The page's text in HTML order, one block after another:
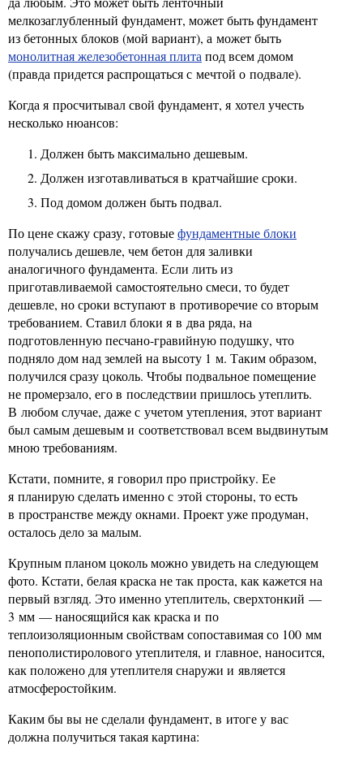
мелкозаглубленный фундамент, может быть фундамент
из бетонных блоков (мой вариант), а может быть
монолитная железобетонная плита под всем домом
(правда придется распрощаться с мечтой о подвале).
Когда я просчитывал свой фундамент, я хотел учесть
несколько нюансов:
Должен быть максимально дешевым.
Должен изготавливаться в кратчайшие сроки.
Под домом должен быть подвал.
По цене скажу сразу, готовыефундаментные блоки
получались дешевле, чем бетон для заливки
аналогичного фундамента. Если лить из
приготавливаемой самостоятельно смеси, то будет
дешевле, но сроки вступают в противоречие со вторым
требованием. Ставил блоки я в два ряда, на
подготовленную песчано-гравийную подушку, что
подняло дом над землей на высоту 1 м. Таким образом,
получился сразу цоколь. Чтобы подвальное помещение
не промерзало, его в последствии пришлось утеплить.
В любом случае, даже с учетом утепления, этот вариант
был самым дешевым и соответствовал всем выдвинутым
мною требованиям.
Кстати, помните, я говорил про пристройку. Ее
я планирую сделать именно с этой стороны, то есть
в пространстве между окнами. Проект уже продуман,
осталось дело за малым.
Крупным планом цоколь можно увидеть на следующем
фото. Кстати, белая краска не так проста, как кажется на
первый взгляд. Это именно утеплитель, сверхтонкий —
3 мм — наносящийся как краска и по
теплоизоляционным свойствам сопоставимая со 100 мм
пенополистиролового утеплителя, и главное, наносится,
как положено для утеплителя снаружи и является
атмосферостойким.
Каким бы вы не сделали фундамент, в итоге у вас
должна получиться такая картина: